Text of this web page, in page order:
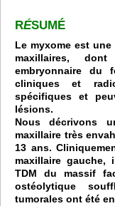
RÉSUMÉ
Le myxome est
maxillaires,
embryonnaire du
cliniques et
spécifiques et
lésions.
Nous décrivons
maxillaire très
13 ans.
maxillaire gauche,
TDM du massif
ostéolytique
tumorales ont été